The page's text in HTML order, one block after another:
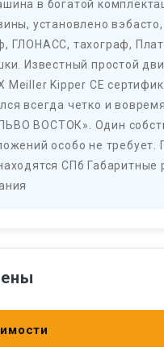
в богатой
установлено
ГЛОНАСС, тахограф,
Известный простой
Meiller Kipper CE
всегда четко и
ВОСТОК». Один
особо не
СПб